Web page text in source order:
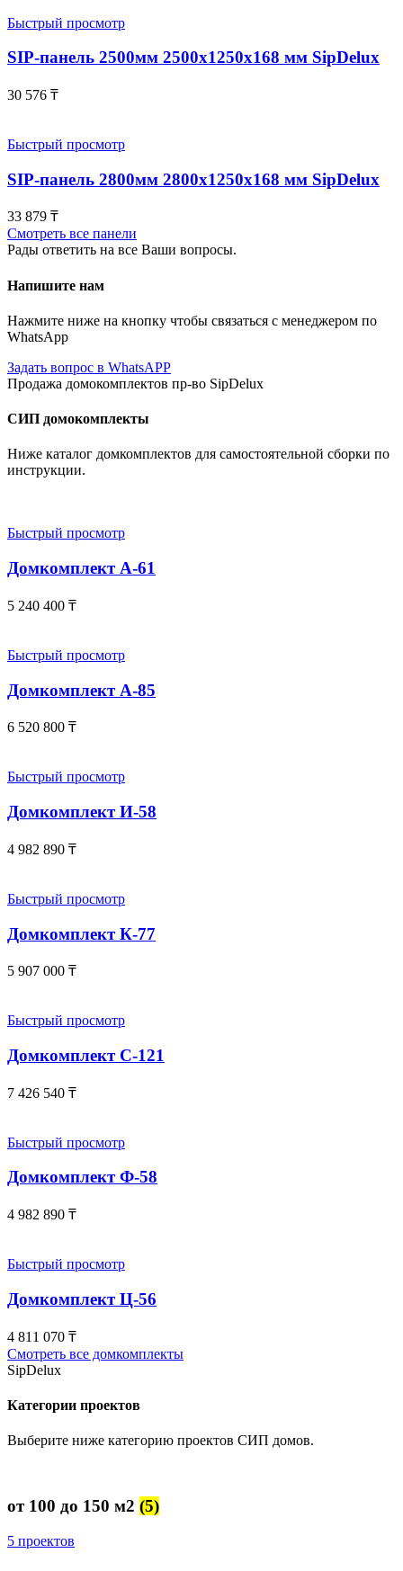
Быстрый просмотр
SIP-панель 2500мм 2500x1250x168 мм SipDelux
30 576 ₸
Быстрый просмотр
SIP-панель 2800мм 2800x1250x168 мм SipDelux
33 879 ₸
Смотреть все панели
Рады ответить на все Ваши вопросы.
Напишите нам
Нажмите ниже на кнопку чтобы связаться с менеджером по
WhatsApp
Задать вопрос в WhatsAPP
Продажа домокомплектов пр-во SipDelux
СИП домокомплекты
Ниже каталог домкомплектов для самостоятельной сборки по
инструкции.
Быстрый просмотр
Домкомплект А-61
5 240 400 ₸
Быстрый просмотр
Домкомплект А-85
6 520 800 ₸
Быстрый просмотр
Домкомплект И-58
4 982 890 ₸
Быстрый просмотр
Домкомплект К-77
5 907 000 ₸
Быстрый просмотр
Домкомплект С-121
7 426 540 ₸
Быстрый просмотр
Домкомплект Ф-58
4 982 890 ₸
Быстрый просмотр
Домкомплект Ц-56
4 811 070 ₸
Смотреть все домкомплекты
SipDelux
Категории проектов
Выберите ниже категорию проектов СИП домов.
от 100 до 150 м2 (5)
5 проектов